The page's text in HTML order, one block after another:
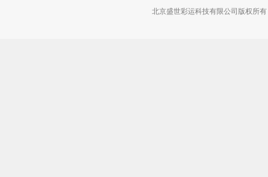
北京盛世彩运科技有限公司版权所